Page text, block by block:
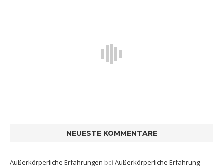
NEUESTE KOMMENTARE
Außerkörperliche Erfahrungen bei Außerkörperliche Erfahrung